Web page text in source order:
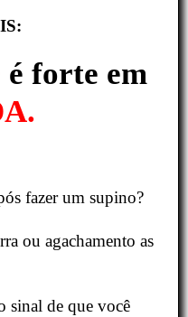
é forte em
fazer um supino?
ou agachamento as
sinal de que você